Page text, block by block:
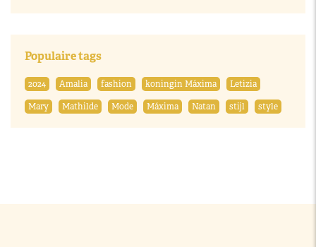
Populaire tags
2024 Amalia fashion koningin Máxima
Letizia
Mary
Mathilde Mode Máxima Natan stijl style